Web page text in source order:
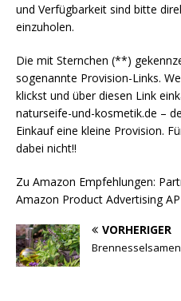
und Verfügbarkeit sind bitte
einzuholen.
Die mit Sternchen (**)
sogenannte Provision-Links.
klickst und über diesen Link
naturseife-und-kosmetik.de –
Einkauf eine kleine Provision.
dabei nicht!!
Zu Amazon Empfehlungen:
Amazon Product Advertising
VORHERIGER